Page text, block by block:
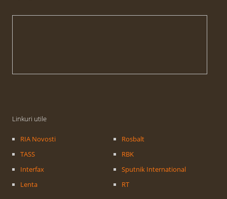
Linkuri utile
RIA Novosti
TASS
Interfax
Lenta
Rosbalt
RBK
Sputnik International
RT